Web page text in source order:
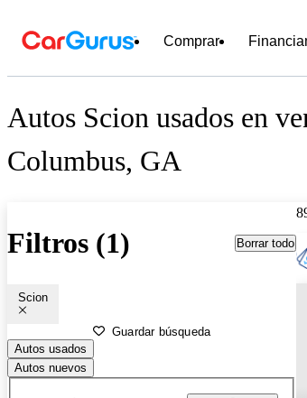
Comprar
Autos Scion usados en
Columbus, GA
Filtros (1) Borrar todo
Scion
Guardar búsqueda
Autos usados
Autos nuevos